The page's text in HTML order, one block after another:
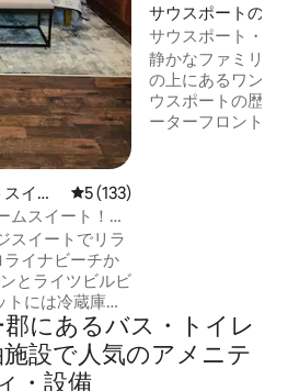
イー
レビュー133件、5つ星中5つ
5 (133)
ムスイート！ビ
スイートでリラ
イナビーチか
シンがありま
イズのベッド1台
備えた寝室が
サウスポートのゲ
ート
サウスポート・セ
オアパートメント
静かなファミリー
の上にあるワンル
ウスポートの歴史
ーターフロントから1マ
ィオエリア。 ペ
の場合は200ドル
にあるバス・トイレ
設で人気のアメニテ
ィ・設備